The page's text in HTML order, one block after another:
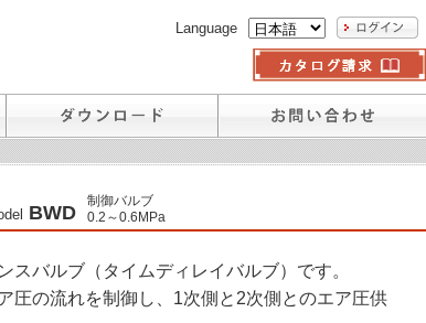
Language
BWD
制御バルブ
0.2～0.6MPa
バルブ（タイムディレイバルブ）です。
圧の流れを制御し、1次側と2次側とのエア圧供